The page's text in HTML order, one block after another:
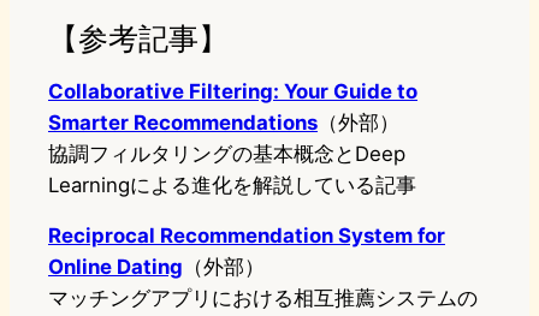
【参考記事】
Collaborative Filtering: Your Guide to
Smarter Recommendations （外部）
協調フィルタリングの基本概念とDeep
Learningによる進化を解説している記事
Reciprocal Recommendation System for
Online Dating （外部）
マッチングアプリにおける相互推薦システムの